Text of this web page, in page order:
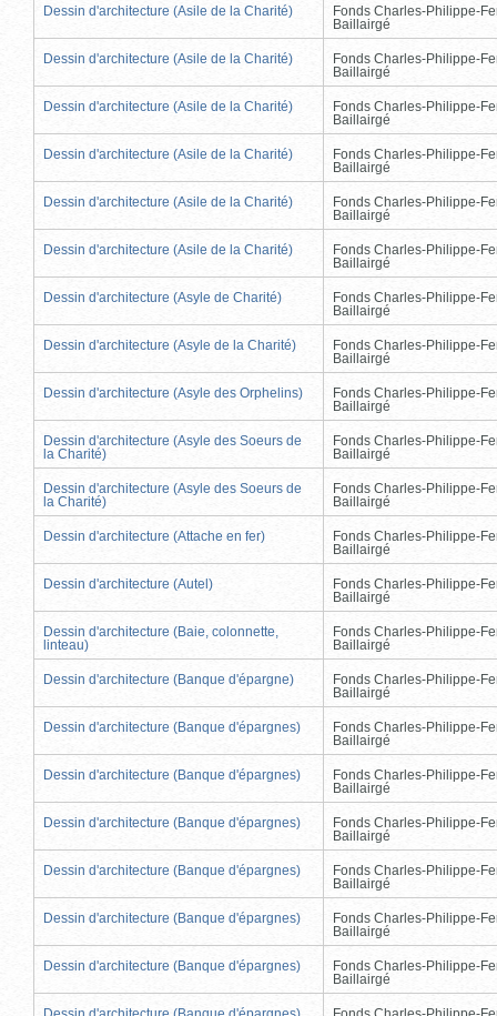
Dessin d'architecture (Asile de la Charité)
Fonds Charles-Philippe-
Baillairgé
Dessin d'architecture (Asile de la Charité)
Fonds Charles-Philippe-
Baillairgé
Dessin d'architecture (Asile de la Charité)
Fonds Charles-Philippe-
Baillairgé
Dessin d'architecture (Asile de la Charité)
Fonds Charles-Philippe-
Baillairgé
Dessin d'architecture (Asile de la Charité)
Fonds Charles-Philippe-
Baillairgé
Dessin d'architecture (Asile de la Charité)
Fonds Charles-Philippe-
Baillairgé
Dessin d'architecture (Asyle de Charité)
Fonds Charles-Philippe-
Baillairgé
Dessin d'architecture (Asyle de la Charité)
Fonds Charles-Philippe-
Baillairgé
Dessin d'architecture (Asyle des Orphelins)
Fonds Charles-Philippe-
Baillairgé
Dessin d'architecture (Asyle des Soeurs de
la Charité)
Fonds Charles-Philippe-
Baillairgé
Dessin d'architecture (Asyle des Soeurs de
la Charité)
Fonds Charles-Philippe-
Baillairgé
Dessin d'architecture (Attache en fer)
Fonds Charles-Philippe-
Baillairgé
Dessin d'architecture (Autel)
Fonds Charles-Philippe-
Baillairgé
Dessin d'architecture (Baie, colonnette,
linteau)
Fonds Charles-Philippe-
Baillairgé
Dessin d'architecture (Banque d'épargne)
Fonds Charles-Philippe-
Baillairgé
Dessin d'architecture (Banque d'épargnes)
Fonds Charles-Philippe-
Baillairgé
Dessin d'architecture (Banque d'épargnes)
Fonds Charles-Philippe-
Baillairgé
Dessin d'architecture (Banque d'épargnes)
Fonds Charles-Philippe-
Baillairgé
Dessin d'architecture (Banque d'épargnes)
Fonds Charles-Philippe-
Baillairgé
Dessin d'architecture (Banque d'épargnes)
Fonds Charles-Philippe-
Baillairgé
Dessin d'architecture (Banque d'épargnes)
Fonds Charles-Philippe-
Baillairgé